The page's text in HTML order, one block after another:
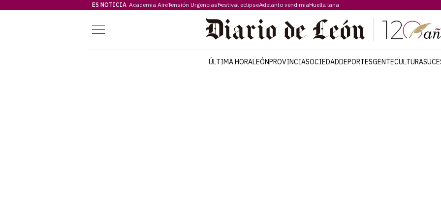
ES NOTICIA Academia AireTensión UrgenciasFestival eclipseAdelanto vendimiaHuella lana
Menú
ÚLTIMA HORALEÓNPROVINCIASOCIEDADDEPORTESGENTECULTURA